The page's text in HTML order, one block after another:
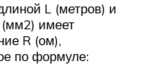
L (метров) и
имеет
R (ом),
по формуле: